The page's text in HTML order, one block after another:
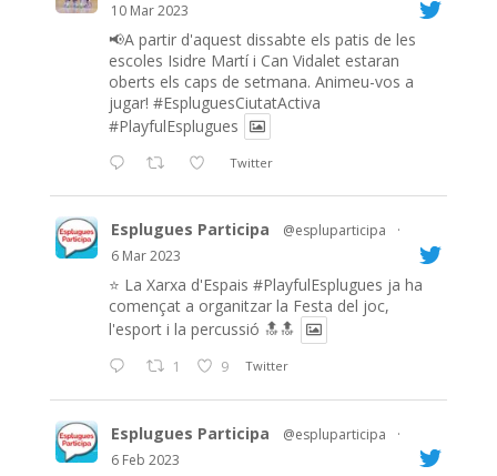
10 Mar 2023
📢A partir d'aquest dissabte els patis de les
escoles Isidre Martí i Can Vidalet estaran
oberts els caps de setmana. Animeu-vos a
jugar! #EspluguesCiutatActiva
#PlayfulEsplugues
Twitter
Esplugues Participa @espluparticipa
·
6 Mar 2023
⭐️ La Xarxa d'Espais #PlayfulEsplugues ja ha
començat a organitzar la Festa del joc,
l'esport i la percussió 🔝🔝
1 9 Twitter
Esplugues Participa @espluparticipa
·
6 Feb 2023